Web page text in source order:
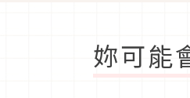
妳可能